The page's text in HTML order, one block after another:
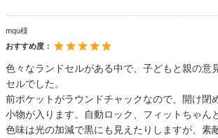
mqu様
おすすめ度：
色々なランドセルがある中で、子どもと親の意
セルでした。
前ポケットがラウンドチャックなので、開け閉
小物が入ります。自動ロック、フィットちゃん
色味は光の加減で黒にも見えたりしますが、素